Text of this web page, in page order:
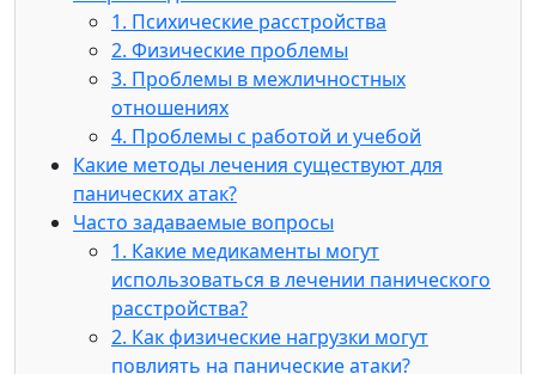
1. Психические расстройства
2. Физические проблемы
3. Проблемы в межличностных
отношениях
4. Проблемы с работой и учебой
Какие методы лечения существуют для
панических атак?
Часто задаваемые вопросы
1. Какие медикаменты могут
использоваться в лечении панического
расстройства?
2. Как физические нагрузки могут
повлиять на панические атаки?